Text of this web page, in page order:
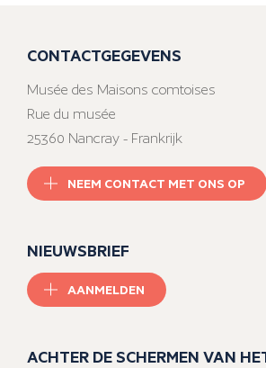
CONTACTGEGEVENS
Musée des Maisons comtoises
Rue du musée
25360 Nancray - Frankrijk
NEEM CONTACT MET ONS OP
NIEUWSBRIEF
AANMELDEN
ACHTER DE SCHERMEN VAN